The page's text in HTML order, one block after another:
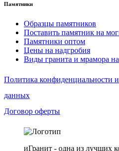
Памятники
Образцы памятников
Поставить памятник на
Памятники оптом
Цены на надгробия
Виды гранита и мрамора
Политика конфиденциальности
данных
Договор оферты
иГранит - одна из лучших